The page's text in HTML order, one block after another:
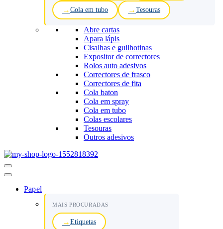
Cola em tubo Tesouras
Abre cartas
Apara lápis
Cisalhas e guilhotinas
Expositor de correctores
Rolos auto adesivos
Correctores de frasco
Correctores de fita
Cola baton
Cola em spray
Cola em tubo
Colas escolares
Tesouras
Outros adesivos
Menu
de
Papel
MAIS PROCURADAS
Etiquetas